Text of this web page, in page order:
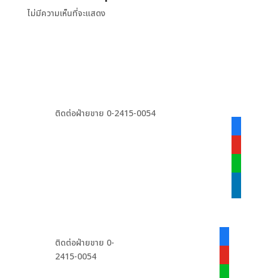
ไม่มีความเห็นที่จะแสดง
ติดต่อฝ่ายขาย 0-2415-0054
ติดต่อฝ่ายขาย 0-
2415-0054